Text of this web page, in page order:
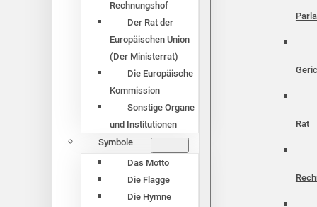
Rechnungshof
Der Rat der
Europäischen Union
(Der Ministerrat)
Die Europäische
Kommission
Sonstige Organe
und Institutionen
Symbole
Das Motto
Die Flagge
Die Hymne
Rat